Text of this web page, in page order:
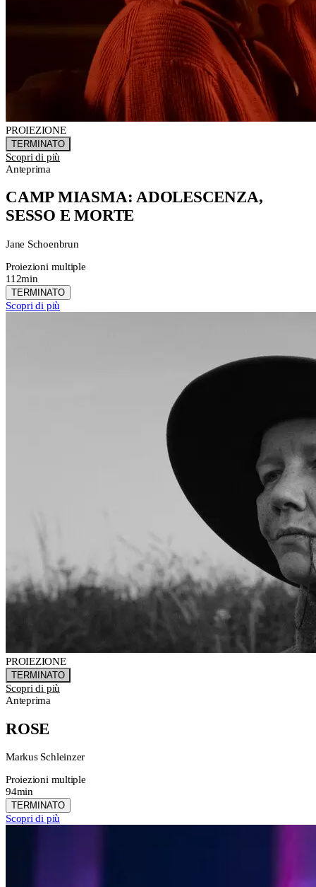
PROIEZIONE
TERMINATO
Scopri di più
Anteprima
CAMP MIASMA: ADOLESCENZA,
SESSO E MORTE
Jane Schoenbrun
Proiezioni multiple
112min
TERMINATO
Scopri di più
PROIEZIONE
TERMINATO
Scopri di più
Anteprima
ROSE
Markus Schleinzer
Proiezioni multiple
94min
TERMINATO
Scopri di più